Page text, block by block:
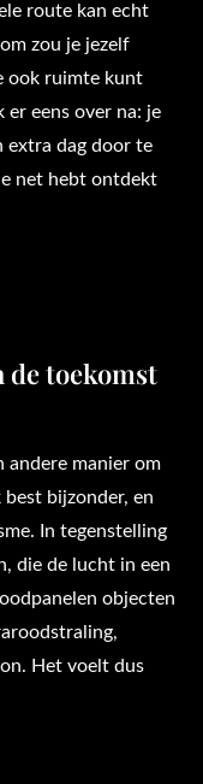
route kan echt
zou je jezelf
ook ruimte kunt
er eens over na: je
extra dag door te
net hebt ontdekt
toekomst
andere manier om
bijzonder, en
In tegenstelling
die de lucht in een
objecten
Het voelt dus